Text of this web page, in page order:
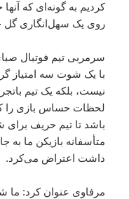
کردیم به گونه‌ای که
روی یک سهل‌انگاری گل
سرمربی تیم فوتبال
با یک شوت سه امتیاز
نیست، بلکه یک تیم
لحظات حساس بازی را
باشد تا تیم حریف برای
متأسفانه بازیکن ما
داشت اعتراض می‌کرد.
مرفاوی عنوان کرد: ما